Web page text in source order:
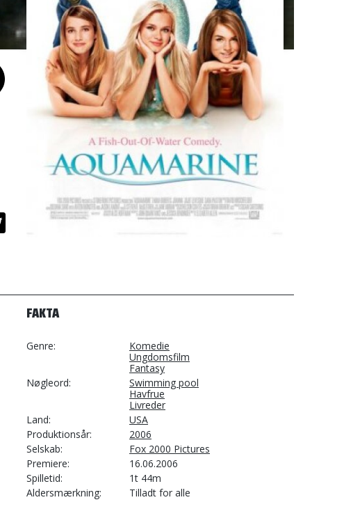
FAKTA
Genre
Komedie
Ungdomsfilm
Fantasy
Nøgleord
Swimming pool
Havfrue
Livreder
Land
USA
Produktionsår
2006
Selskab
Fox 2000 Pictures
Premiere
16.06.2006
Spilletid
1t 44m
Aldersmærkning
Tilladt for alle